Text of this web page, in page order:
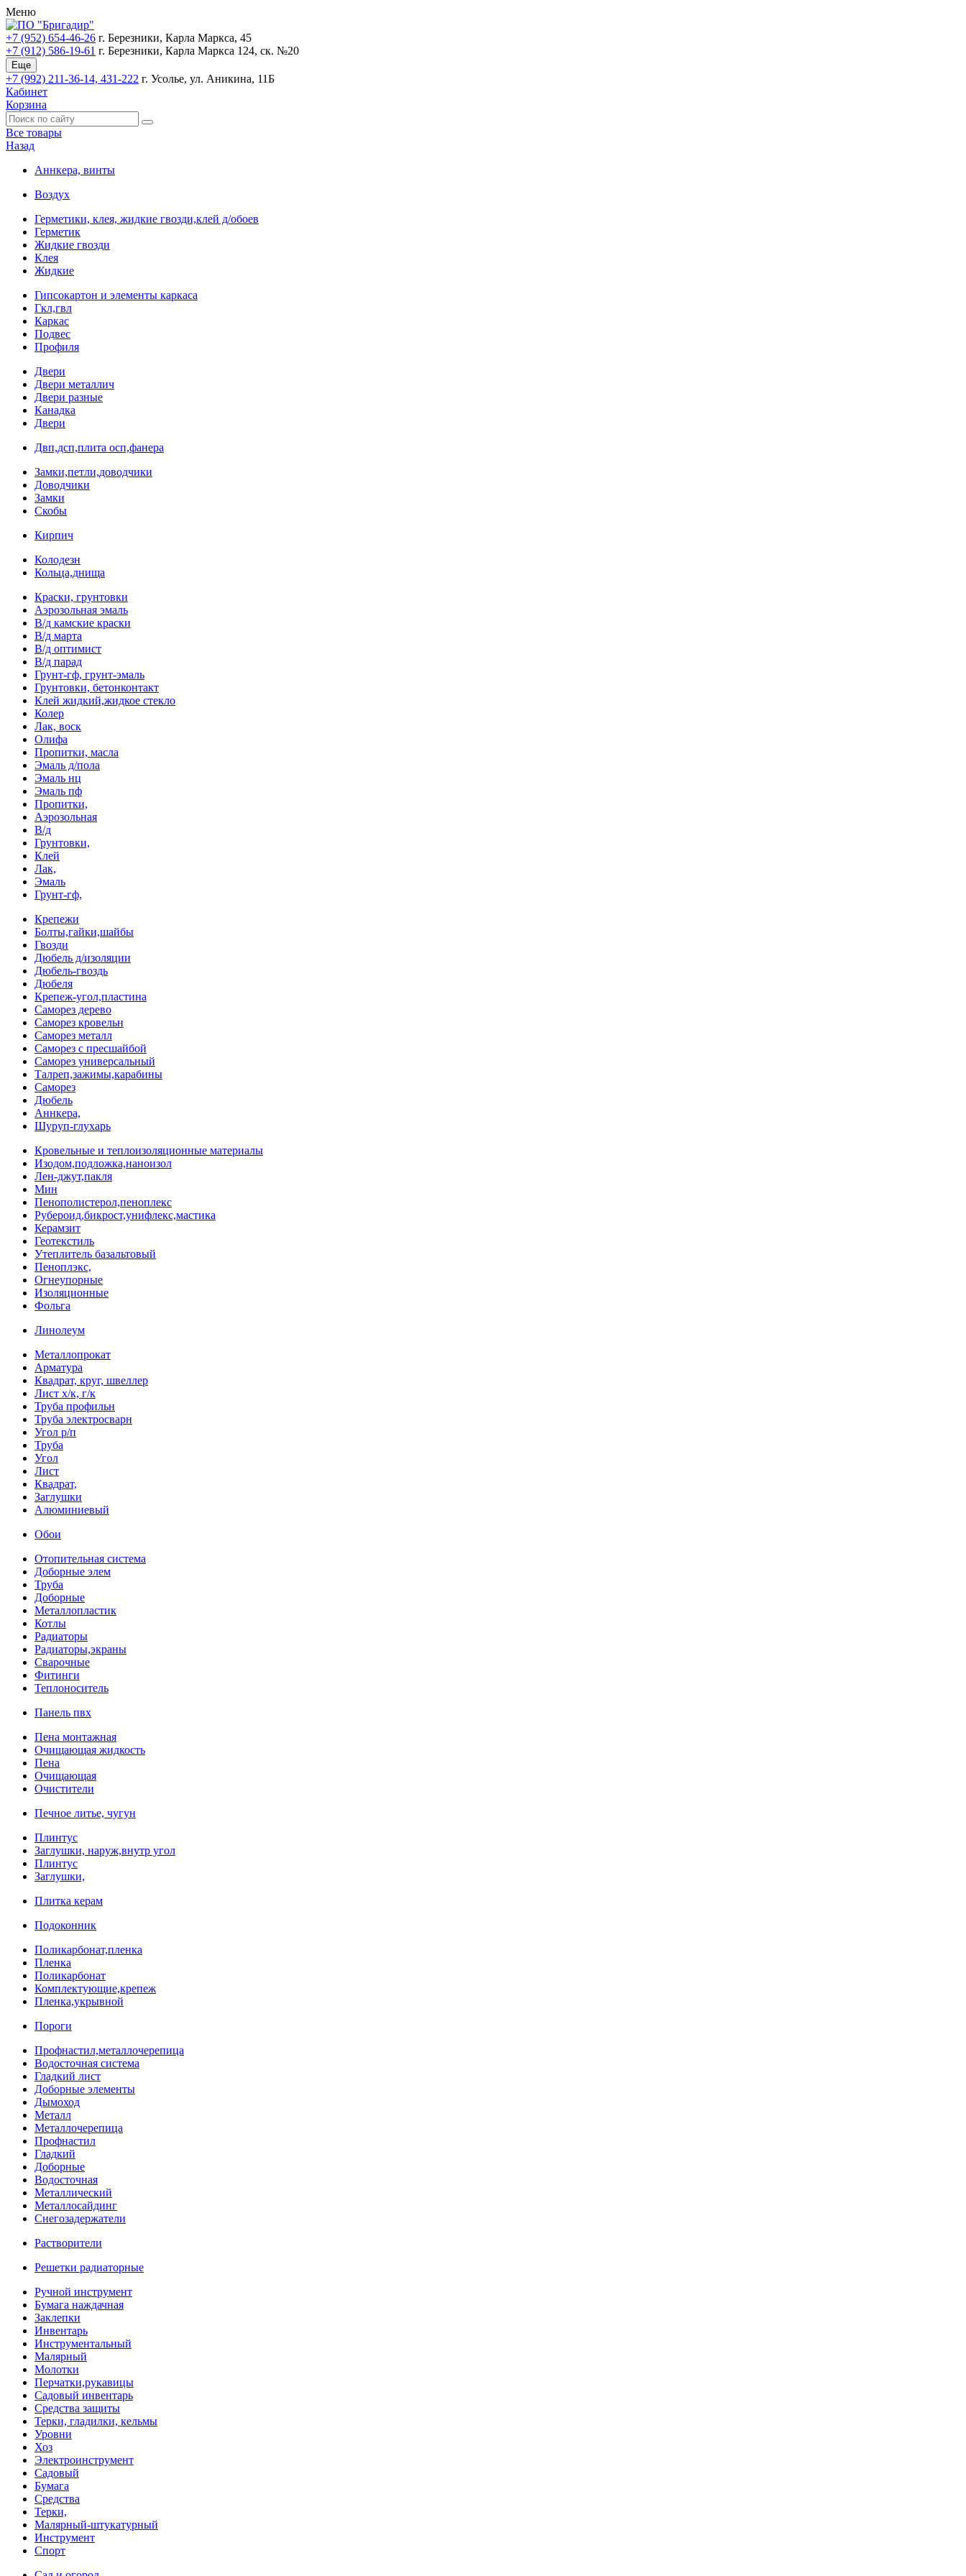
Меню
+7 (952) 654-46-26 г. Березники, Карла Маркса, 45
+7 (912) 586-19-61 г. Березники, Карла Маркса 124, ск. №20
Еще
+7 (992) 211-36-14, 431-222 г. Усолье, ул. Аникина, 11Б
Кабинет
Корзина
Все товары
Назад
Аннкера, винты
Воздух
Герметики, клея, жидкие гвозди,клей д/обоев
Герметик
Жидкие гвозди
Клея
Жидкие
Гипсокартон и элементы каркаса
Гкл,гвл
Каркас
Подвес
Профиля
Двери
Двери металлич
Двери разные
Канадка
Двери
Двп,дсп,плита осп,фанера
Замки,петли,доводчики
Доводчики
Замки
Скобы
Кирпич
Колодезн
Кольца,днища
Краски, грунтовки
Аэрозольная эмаль
В/д камские краски
В/д марта
В/д оптимист
В/д парад
Грунт-гф, грунт-эмаль
Грунтовки, бетонконтакт
Клей жидкий,жидкое стекло
Колер
Лак, воск
Олифа
Пропитки, масла
Эмаль д/пола
Эмаль нц
Эмаль пф
Пропитки,
Аэрозольная
В/д
Грунтовки,
Клей
Лак,
Эмаль
Грунт-гф,
Крепежи
Болты,гайки,шайбы
Гвозди
Дюбель д/изоляции
Дюбель-гвоздь
Дюбеля
Крепеж-угол,пластина
Саморез дерево
Саморез кровельн
Саморез металл
Саморез с пресшайбой
Саморез универсальный
Талреп,зажимы,карабины
Саморез
Дюбель
Аннкера,
Шуруп-глухарь
Кровельные и теплоизоляционные материалы
Изодом,подложка,наноизол
Лен-джут,пакля
Мин
Пенополистерол,пеноплекс
Рубероид,бикрост,унифлекс,мастика
Керамзит
Геотекстиль
Утеплитель базальтовый
Пеноплэкс,
Огнеупорные
Изоляционные
Фольга
Линолеум
Металлопрокат
Арматура
Квадрат, круг, швеллер
Лист х/к, г/к
Труба профильн
Труба электросварн
Угол р/п
Труба
Угол
Лист
Квадрат,
Заглушки
Алюминиевый
Обои
Отопительная система
Доборные элем
Труба
Доборные
Металлопластик
Котлы
Радиаторы
Радиаторы,экраны
Сварочные
Фитинги
Теплоноситель
Панель пвх
Пена монтажная
Очищающая жидкость
Пена
Очищающая
Очистители
Печное литье, чугун
Плинтус
Заглушки, наруж,внутр угол
Плинтус
Заглушки,
Плитка керам
Подоконник
Поликарбонат,пленка
Пленка
Поликарбонат
Комплектующие,крепеж
Пленка,укрывной
Пороги
Профнастил,металлочерепица
Водосточная система
Гладкий лист
Доборные элементы
Дымоход
Металл
Металлочерепица
Профнастил
Гладкий
Доборные
Водосточная
Металлический
Металлосайдинг
Снегозадержатели
Растворители
Решетки радиаторные
Ручной инструмент
Бумага наждачная
Заклепки
Инвентарь
Инструментальный
Малярный
Молотки
Перчатки,рукавицы
Садовый инвентарь
Средства защиты
Терки, гладилки, кельмы
Уровни
Хоз
Электроинструмент
Садовый
Бумага
Средства
Терки,
Малярный-штукатурный
Инструмент
Спорт